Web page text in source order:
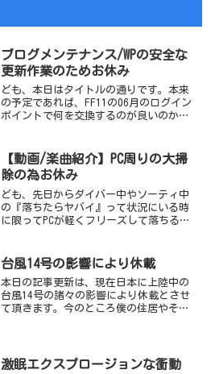
ブログメンテナンス/WPの安全な
更新作業のためお休み
ども、本日はタイトルの通りです。本来
の予定であれば、FF11の06月のログイン
ポイントで何を交換するのが良いのか？
グの挙動がどこかおかしく、予期せぬエ
ラーや表示バグなど...
【動画/楽曲紹介】PC周りの大掃
除の為お休み
ども、先日からダイバー中やソーティ中
の『落ちたらヤバイ』って状況にいる時
に限ってPCが軽くフリーズして落ちる犬
を最後にしたのは、果たしていつだっ
け……？という恐ろしい...
台風14号の影響により休載
本日の記事更新は、現在日本に上陸中の
台風14号の諸々の影響により休載とさせ
て頂きます。今のところ僕の住居やその
す。雨風も強く、今後の土...
激眠エクスプロージョンな衝動